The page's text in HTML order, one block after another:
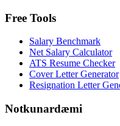
Free Tools
Salary Benchmark
Net Salary Calculator
ATS Resume Checker
Cover Letter Generator
Resignation Letter
Notkunardæmi